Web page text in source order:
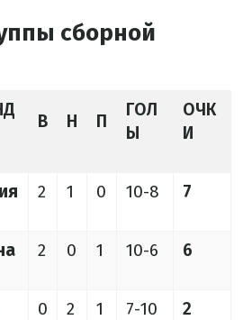
сборной
В Н П
ГОЛ
Ы
ОЧК
И
2 1 0 10-8 7
2 0 1 10-6 6
0 2 1 7-10 2